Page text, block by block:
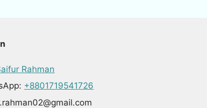
Rahman
+8801719541726